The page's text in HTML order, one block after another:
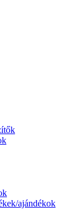
ajándékok